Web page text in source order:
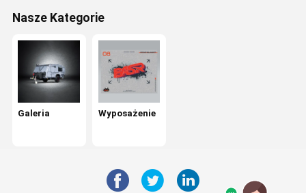
Nasze Kategorie
Galeria Wyposażenie